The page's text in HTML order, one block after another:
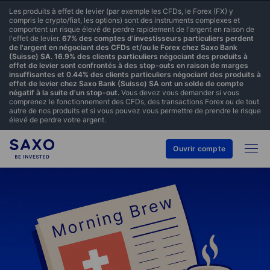
Ouvrir compte
Les produits à effet de levier (par exemple les CFDs, le Forex (FX) y
compris le crypto/fiat, les options) sont des instruments complexes et
comportent un risque élevé de perdre rapidement de l'argent en raison de
l'effet de levier. 67% des comptes d'investisseurs particuliers perdent
de l'argent en négociant des CFDs et/ou le Forex chez Saxo Bank
(Suisse) SA. 16.9% des clients particuliers négociant des produits à
effet de levier sont confrontés à des stop-outs en raison de marges
insuffisantes et 0.44% des clients particuliers négociant des produits à
effet de levier chez Saxo Bank (Suisse) SA ont un solde de compte
négatif à la suite d'un stop-out. Vous devez vous demander si vous
comprenez le fonctionnement des CFDs, des transactions Forex ou de tout
autre de nos produits et si vous pouvez vous permettre de prendre le risque
élevé de perdre votre argent.